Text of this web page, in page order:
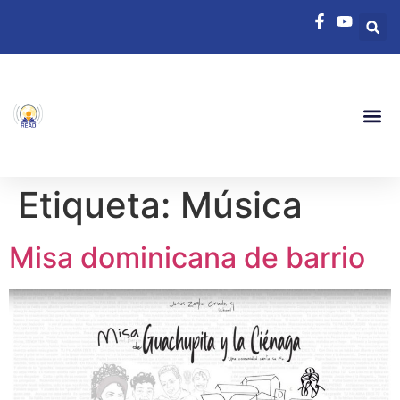
Etiqueta: Música
Misa dominicana de barrio